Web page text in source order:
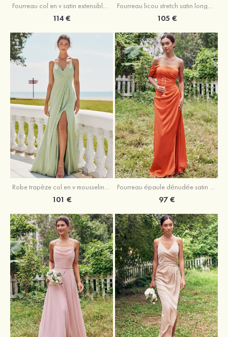
Fourreau col en v satin extensible ras du sol robe de demoiselle d'honneur
114 €
Fourreau licou stretch satin longueur cheville robe de demoiselle d'honneur
105 €
Robe trapèze col en v mousseline ras du sol robe de demoiselle d'honneur
101 €
Fourreau épaule dénudée satin extensible ras du sol robe de demoiselle d'honneur
97 €